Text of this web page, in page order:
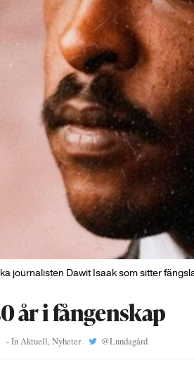
journalisten Dawit Isaak som sitter
år i fångenskap
- InAktuell,Nyheter @Lundagård